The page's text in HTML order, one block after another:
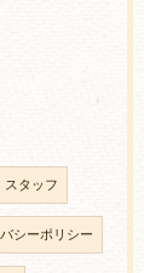
スタッフ
シーポリシー